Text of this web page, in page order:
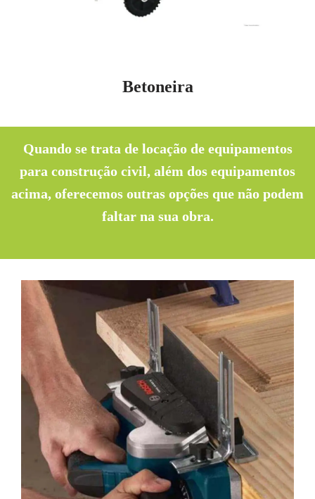
Betoneira
Quando se trata de locação de equipamentos
para construção civil, além dos equipamentos
acima, oferecemos outras opções que não podem
faltar na sua obra.